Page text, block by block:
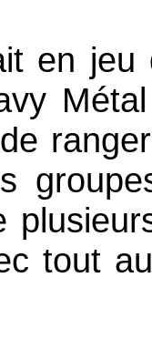
en jeu
Métal
tout